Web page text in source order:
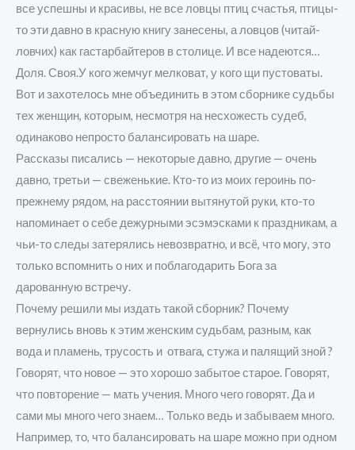
все успешны и красивы, не все ловцы птиц счастья, птицы-
то эти давно в красную книгу занесены, а ловцов (читай-
ловчих) как гастарбайтеров в столице. И все надеются…
Доля. Своя.У кого жемчуг мелковат, у кого щи пустоваты.
Вот и захотелось мне объединить в этом сборнике судьбы
тех женщин, которым, несмотря на несхожесть судеб,
одинаково непросто балансировать на шаре.
Рассказы писались — некоторые давно, другие — очень
давно, третьи — свеженькие. Кто-то из моих героинь по-
прежнему рядом, на расстоянии вытянутой руки, кто-то
напоминает о себе дежурными эсэмэсками к праздникам, а
чьи-то следы затерялись невозвратно, и всë, что могу, это
только вспомнить о них и поблагодарить Бога за
дарованную встречу.
Почему решили мы издать такой сборник? Почему
вернулись вновь к этим женским судьбам, разным, как
вода и пламень, трусость и отвага, стужа и палящий зной ?
Говорят, что новое — это хорошо забытое старое. Говорят,
что повторение — мать учения. Много чего говорят. Да и
сами мы много чего знаем… Только ведь и забываем много.
Например, то, что балансировать на шаре можно при одном